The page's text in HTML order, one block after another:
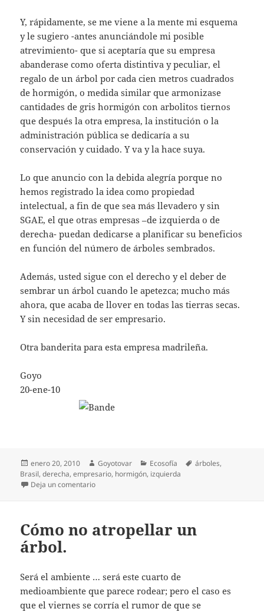
Y, rápidamente, se me viene a la mente mi esquema
y le sugiero -antes anunciándole mi posible
atrevimiento- que si aceptaría que su empresa
abanderase como oferta distintiva y peculiar, el
regalo de un árbol por cada cien metros cuadrados
de hormigón, o medida similar que armonizase
cantidades de gris hormigón con arbolitos tiernos
que después la otra empresa, la institución o la
administración pública se dedicaría a su
conservación y cuidado. Y va y la hace suya.
Lo que anuncio con la debida alegría porque no
hemos registrado la idea como propiedad
intelectual, a fin de que sea más llevadero y sin
SGAE, el que otras empresas –de izquierda o de
derecha- puedan dedicarse a planificar su beneficios
en función del número de árboles sembrados.
Además, usted sigue con el derecho y el deber de
sembrar un árbol cuando le apetezca; mucho más
ahora, que acaba de llover en todas las tierras secas.
Y sin necesidad de ser empresario.
Otra banderita para esta empresa madrileña.
Goyo
20-ene-10
Publicado
el
enero 20, 2010 Autor
Goyotovar Categorías
Ecosofía Etiquetas
árboles,
Brasil,derecha,empresario, hormigón, izquierda
Deja un comentarioen Hormigones y árboles
Cómo no atropellar un
árbol.
Será el ambiente … será este cuarto de
medioambiente que parece rodear; pero el caso es
que el viernes se corría el rumor de que se